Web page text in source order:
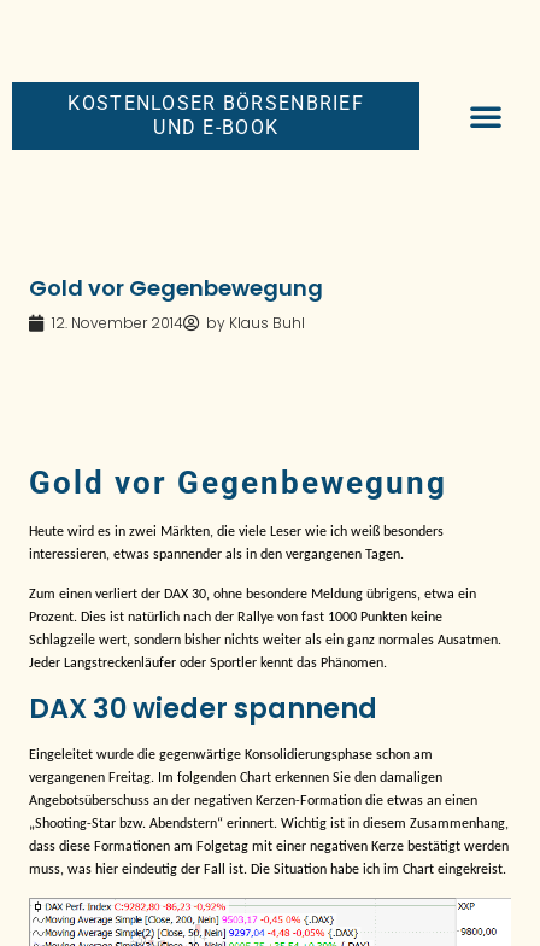
KOSTENLOSER BÖRSENBRIEF
UND E-BOOK
Gold vor Gegenbewegung
12. November 2014 by Klaus Buhl
Gold vor Gegenbewegung
Heute wird es in zwei Märkten, die viele Leser wie ich weiß besonders
interessieren, etwas spannender als in den vergangenen Tagen.
Zum einen verliert der DAX 30, ohne besondere Meldung übrigens, etwa ein
Prozent. Dies ist natürlich nach der Rallye von fast 1000 Punkten keine
Schlagzeile wert, sondern bisher nichts weiter als ein ganz normales Ausatmen.
Jeder Langstreckenläufer oder Sportler kennt das Phänomen.
DAX 30 wieder spannend
Eingeleitet wurde die gegenwärtige Konsolidierungsphase schon am
vergangenen Freitag. Im folgenden Chart erkennen Sie den damaligen
Angebotsüberschuss an der negativen Kerzen-Formation die etwas an einen
„Shooting-Star bzw. Abendstern“ erinnert. Wichtig ist in diesem Zusammenhang,
dass diese Formationen am Folgetag mit einer negativen Kerze bestätigt werden
muss, was hier eindeutig der Fall ist. Die Situation habe ich im Chart eingekreist.